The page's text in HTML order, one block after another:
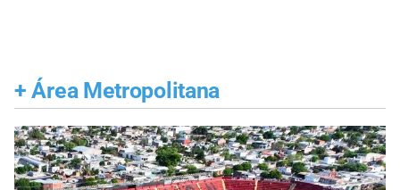
+ Área Metropolitana